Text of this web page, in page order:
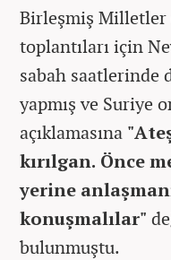
Birleşmiş Milletler
toplantıları için
sabah
yapmış ve Suriye
açıklamasına
kırılgan. Önce
yerine
konuşmalılar"
bulunmuştu.